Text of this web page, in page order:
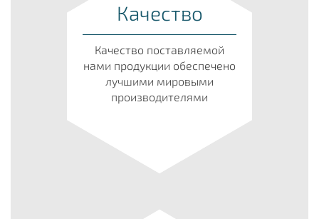
Качество
Качество поставляемой
нами продукции обеспечено
лучшими мировыми
производителями